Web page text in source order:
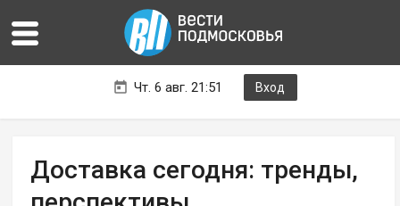
Чт. 6 авг. 21:51 Вход
Доставка сегодня: тренды,